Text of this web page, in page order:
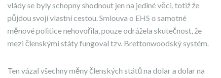
vlády se byly schopny shodnout jen na jediné věci, totiž že
půjdou svojí vlastní cestou. Smlouva o EHS o samotné
měnové politice nehovořila, pouze odrážela skutečnost, že
mezi členskými státy fungoval tzv. Brettonwoodský systém.
Ten vázal všechny měny členských států na dolar a dolar na